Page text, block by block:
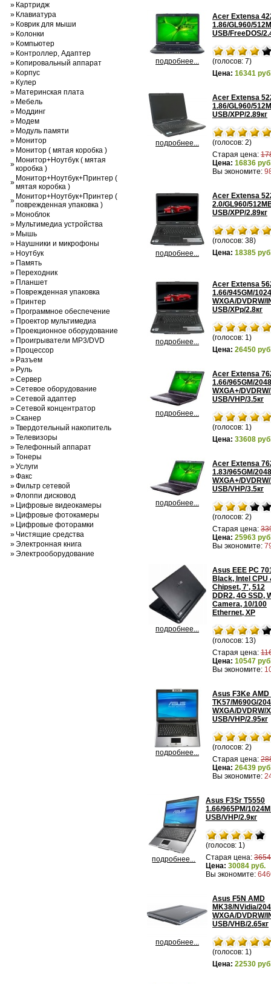
» Картридж
» Клавиатура
» Коврик для мыши
» Колонки
» Компьютер
» Контроллер, Адаптер
» Копировальный аппарат
» Корпус
» Кулер
» Материнская плата
» Мебель
» Моддинг
» Модем
» Модуль памяти
» Монитор
» Монитор ( мятая коробка )
» Монитор+Ноутбук ( мятая
коробка )
» Монитор+Ноутбук+Принтер (
мятая коробка )
» Монитор+Ноутбук+Принтер (
поврежденная упаковка )
» Моноблок
» Мультимедиа устройства
» Мышь
» Наушники и микрофоны
» Ноутбук
» Память
» Переходник
» Планшет
» Поврежденная упаковка
» Принтер
» Программное обеспечение
» Проектор мультимедиа
» Проекционное оборудование
» Проигрыватели MP3/DVD
» Процессор
» Разъем
» Руль
»Сервер
»Сетевое оборудование
»Сетевой адаптер
»Сетевой концентратор
»Сканер
»Твердотельный накопитель
»Телевизоры
»Телефонный аппарат
»Тонеры
»Услуги
»Факс
»Фильтр сетевой
»Флоппи дисковод
» Цифровые видеокамеры
» Цифровые фотокамеры
» Цифровые фоторамки
» Чистящие средства
»Электронная книга
»Электрооборудование
подробнее...
Acer Extensa
1.86/GL960/
USB/FreeDOS/
(голосов: 7)
Цена: 16341
подробнее...
Acer Extensa
1.86/GL960/
USB/XPP/2.89кг
(голосов: 2)
Старая цена:
Цена: 16836
Вы экономите:
подробнее...
Acer Extensa
2.0/GL960/
USB/XPP/2.89кг
(голосов: 38)
Цена: 18385
подробнее...
Acer Extensa
1.66/945GM/
WXGA/DVDRW/
USB/XPp/2.8кг
(голосов: 1)
Цена: 26450
подробнее...
Acer Extensa
1.66/965GM/
WXGA+/
USB/VHP/3.5кг
(голосов: 1)
Цена: 33608
подробнее...
Acer Extensa
1.83/965GM/
WXGA+/
USB/VHP/3.5кг
(голосов: 2)
Старая цена:
Цена: 25963
Вы экономите:
подробнее...
Asus EEE PC
Black, Intel CPU
Chipset, 7', 512
DDR2, 4G SSD,
Camera, 10/100
Ethernet, XP
(голосов: 13)
Старая цена:
Цена: 10547
Вы экономите:
подробнее...
Asus F3Ke AMD
TK57/M690G/
WXGA/DVDRW/
USB/VHP/2.95кг
(голосов: 2)
Старая цена:
Цена: 26439
Вы экономите:
подробнее...
Asus F3Sr T5550
1.66/965PM/
USB/VHP/2.9кг
(голосов: 1)
Старая цена:
Цена: 30084 руб.
Вы экономите:
подробнее...
Asus F5N AMD
MK38/NVidia/
WXGA/DVDRW/
USB/VHB/2.65кг
(голосов: 1)
Цена: 22530